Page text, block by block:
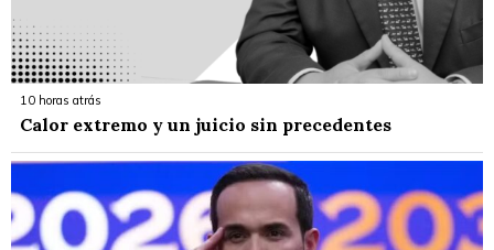
10 horas atrás
Calor extremo y un juicio sin precedentes